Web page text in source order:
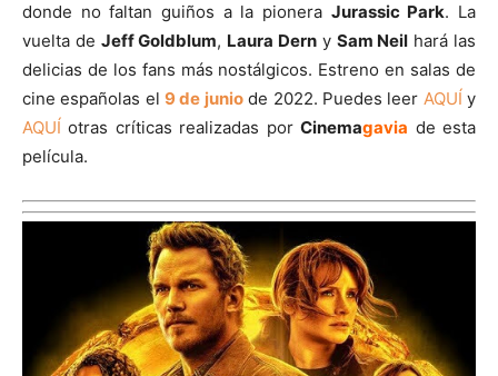
donde no faltan guiños a la pionera Jurassic Park. La
vuelta de Jeff Goldblum, Laura Dern y Sam Neil hará las
delicias de los fans más nostálgicos. Estreno en salas de
cine españolas el9 de juniode 2022. Puedes leer AQUÍ y
AQUÍ otras críticas realizadas porCinemagavia de esta
película.